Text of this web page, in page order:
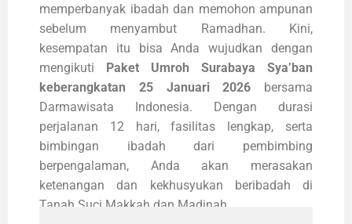
memperbanyak ibadah dan memohon ampunan
sebelum menyambut Ramadhan. Kini,
kesempatan itu bisa Anda wujudkan dengan
mengikuti
Paket Umroh Surabaya Sya’ban
keberangkatan 25 Januari 2026 bersama
Darmawisata Indonesia. Dengan durasi
perjalanan 12 hari, fasilitas lengkap, serta
bimbingan ibadah dari pembimbing
berpengalaman, Anda akan merasakan
ketenangan dan kekhusyukan beribadah di
Tanah Suci Makkah dan Madinah.